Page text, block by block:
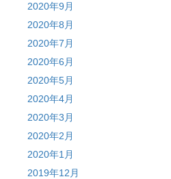
2020年9月
2020年8月
2020年7月
2020年6月
2020年5月
2020年4月
2020年3月
2020年2月
2020年1月
2019年12月